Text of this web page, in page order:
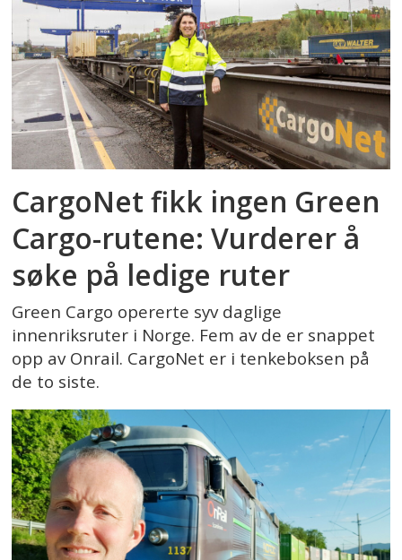
CargoNet fikk ingen Green
Cargo-rutene: Vurderer å
søke på ledige ruter
Green Cargo opererte syv daglige
innenriksruter i Norge. Fem av de er snappet
opp av Onrail. CargoNet er i tenkeboksen på
de to siste.